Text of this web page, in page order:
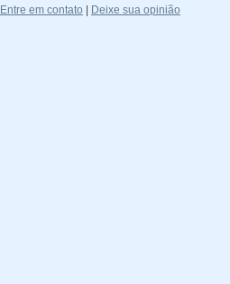
Entre em contato
Deixe sua opinião